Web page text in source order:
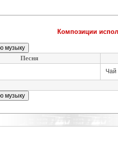
Композиции
Песня
Чай